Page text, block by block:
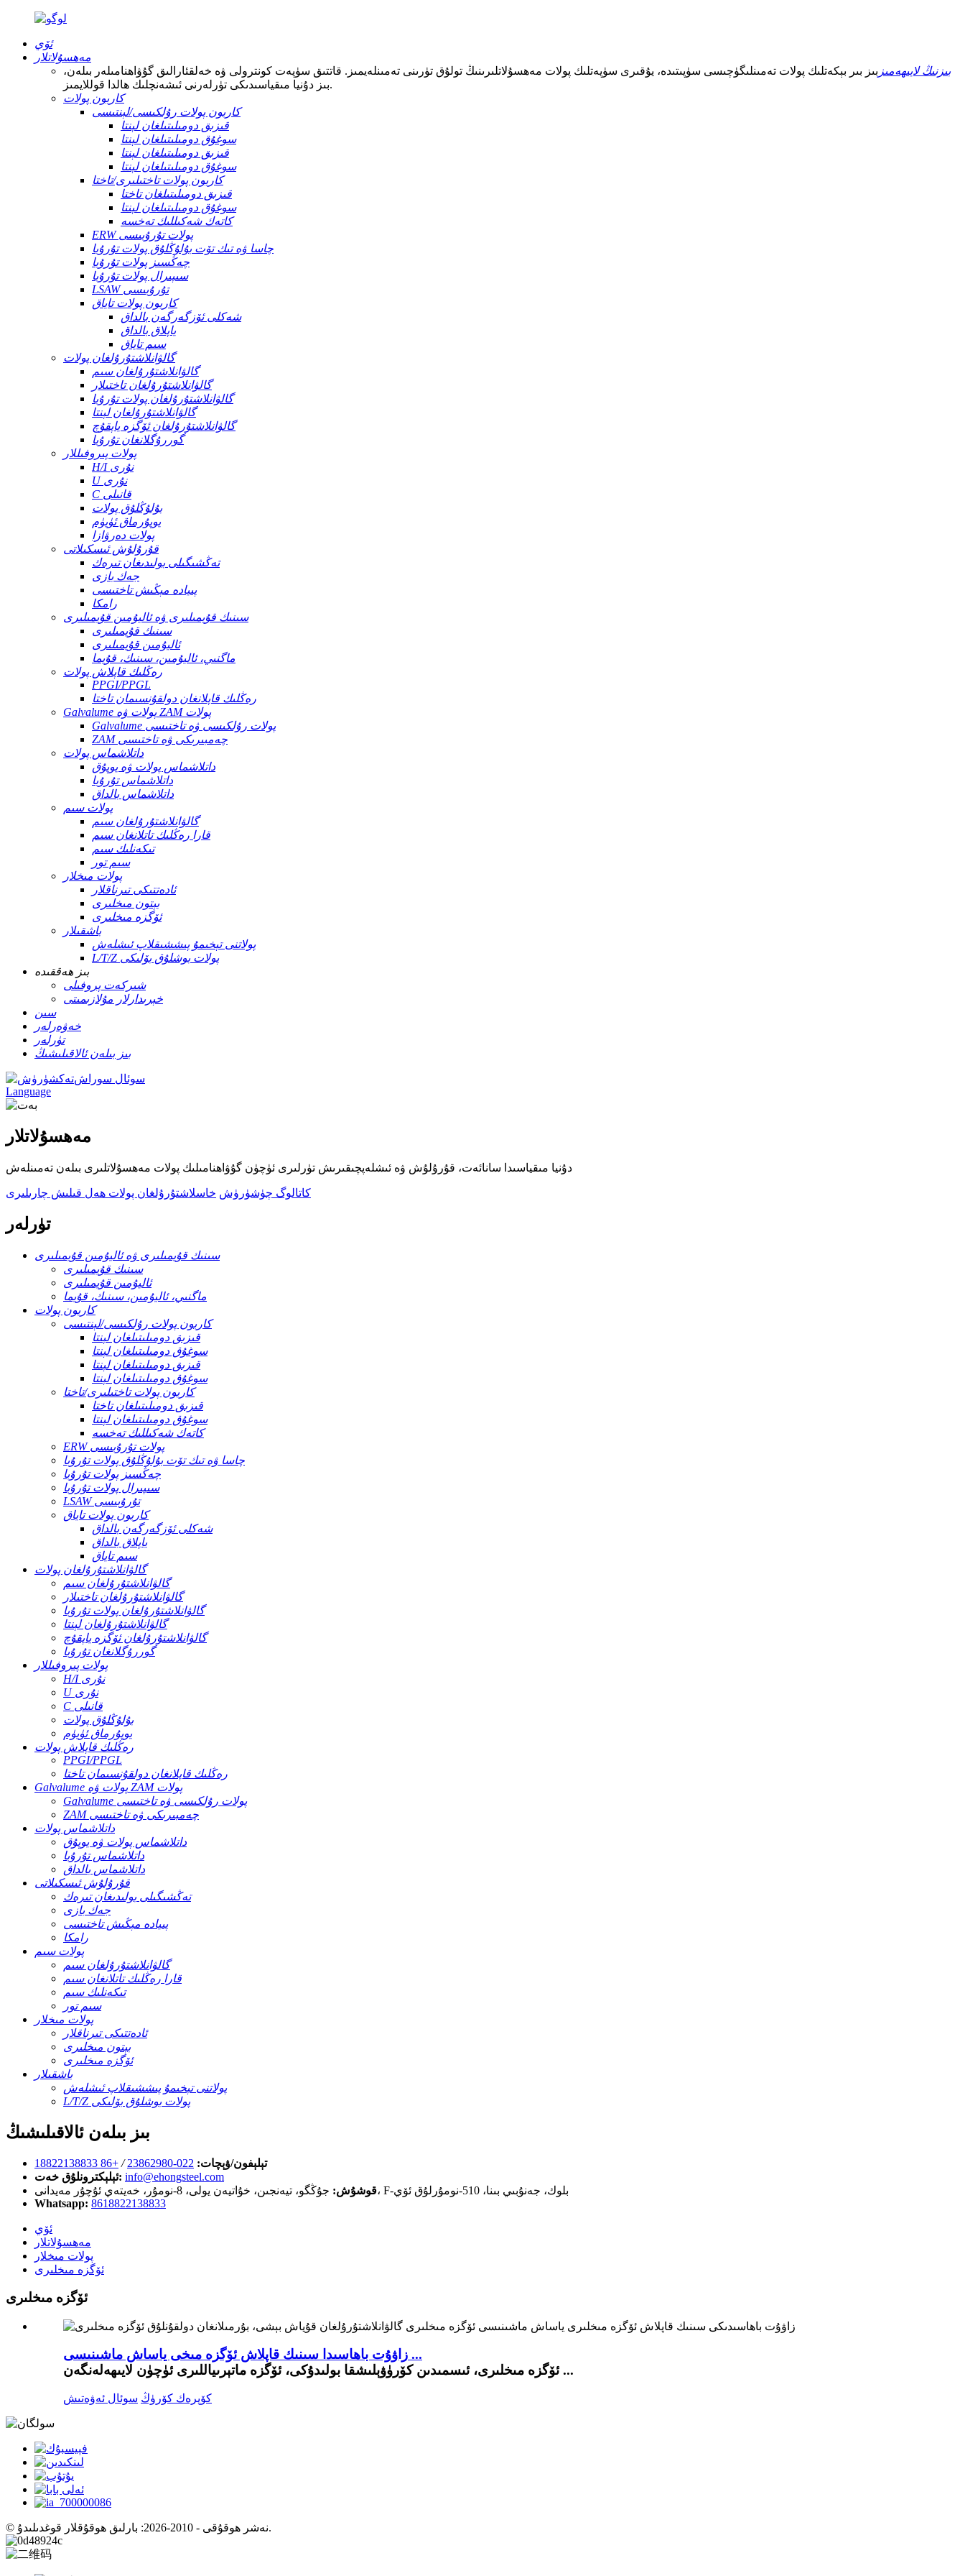
ئۆي
مەھسۇلاتلار
بىزنىڭ لايىھەمىز بىز بىر بېكەتلىك پولات تەمىنلىگۈچىسى سۈپىتىدە، يۇقىرى سۈپەتلىك پولات مەھسۇلاتلىرىنىڭ تولۇق تۈرىنى تەمىنلەيمىز. قاتتىق سۈپەت كونترولى ۋە خەلقئارالىق گۇۋاھنامىلەر بىلەن،
بىز دۇنيا مىقياسىدىكى تۈرلەرنى ئىشەنچلىك ھالدا قوللايمىز.
كاربون پولات
كاربون پولات رۇلكىسى/لېنتىسى
قىزىق دومىلىتىلغان لېنتا
سوغۇق دومىلىتىلغان لېنتا
قىزىق دومىلىتىلغان لېنتا
سوغۇق دومىلىتىلغان لېنتا
كاربون پولات تاختىلىرى/تاختا
قىزىق دومىلىتىلغان تاختا
سوغۇق دومىلىتىلغان لېنتا
كاتەك شەكىللىك تەخسە
ERW پولات تۇرۇبىسى
چاسا ۋە تىك تۆت بۇلۇڭلۇق پولات تۇرۇبا
چەڭسىز پولات تۇرۇبا
سىپىرال پولات تۇرۇبا
LSAW تۇرۇبىسى
كاربون پولات تاياق
شەكلى ئۆزگەرگەن بالداق
ياپلاق بالداق
سىم تاياق
گالۋانلاشتۇرۇلغان پولات
گالۋانلاشتۇرۇلغان سىم
گالۋانلاشتۇرۇلغان تاختىلار
گالۋانلاشتۇرۇلغان پولات تۇرۇبا
گالۋانلاشتۇرۇلغان لېنتا
گالۋانلاشتۇرۇلغان ئۆگزە ياپقۇچ
گوررۇگلانغان تۇرۇبا
پولات پىروفىللار
H/I نۇرى
U نۇرى
C قانىلى
بۇلۇڭلۇق پولات
يوپۇرماق ئۈيۈم
پولات دەرۋازا
قۇرۇلۇش ئىسكىلاتى
تەڭشىگىلى بولىدىغان تىرەك
جەك بازى
پىيادە مېڭىش تاختىسى
رامكا
سىنىك قۇيمىلىرى ۋە ئاليۇمىن قۇيمىلىرى
سىنىك قۇيمىلىرى
ئاليۇمىن قۇيمىلىرى
ماگنىي، ئاليۇمىن، سىنىك، قۇيما
رەڭلىك قاپلاش پولات
PPGI/PPGL
رەڭلىك قاپلانغان دولقۇنسىمان تاختا
Galvalume پولات ۋە ZAM پولات
Galvalume پولات رۇلكىسى ۋە تاختىسى
ZAM چەمبىرىكى ۋە تاختىسى
داتلاشماس پولات
داتلاشماس پولات ۋە يوپۇق
داتلاشماس تۇرۇبا
داتلاشماس بالداق
پولات سىم
گالۋانلاشتۇرۇلغان سىم
قارا رەڭلىك تاتلانغان سىم
تىكەنلىك سىم
سىم تور
پولات مىخلار
ئادەتتىكى تىرناقلار
بېتون مىخلىرى
ئۆگزە مىخلىرى
باشقىلار
پولاتنى تېخىمۇ پىششىقلاپ ئىشلەش
L/T/Z پولات بوشلۇق بۆلىكى
بىز ھەققىدە
شىركەت پروفىلى
خېرىدارلار مۇلازىمىتى
سىن
خەۋەرلەر
تۈرلەر
بىز بىلەن ئالاقىلىشىڭ
سوئال سوراش
Language
مەھسۇلاتلار
دۇنيا مىقياسىدا سانائەت، قۇرۇلۇش ۋە ئىشلەپچىقىرىش تۈرلىرى ئۈچۈن گۇۋاھنامىلىك پولات مەھسۇلاتلىرى بىلەن تەمىنلەش
كاتالوگ چۈشۈرۈش خاسلاشتۇرۇلغان پولات ھەل قىلىش چارىلىرى
تۈرلەر
سىنىك قۇيمىلىرى ۋە ئاليۇمىن قۇيمىلىرى
سىنىك قۇيمىلىرى
ئاليۇمىن قۇيمىلىرى
ماگنىي، ئاليۇمىن، سىنىك، قۇيما
كاربون پولات
كاربون پولات رۇلكىسى/لېنتىسى
قىزىق دومىلىتىلغان لېنتا
سوغۇق دومىلىتىلغان لېنتا
قىزىق دومىلىتىلغان لېنتا
سوغۇق دومىلىتىلغان لېنتا
كاربون پولات تاختىلىرى/تاختا
قىزىق دومىلىتىلغان تاختا
سوغۇق دومىلىتىلغان لېنتا
كاتەك شەكىللىك تەخسە
ERW پولات تۇرۇبىسى
چاسا ۋە تىك تۆت بۇلۇڭلۇق پولات تۇرۇبا
چەڭسىز پولات تۇرۇبا
سىپىرال پولات تۇرۇبا
LSAW تۇرۇبىسى
كاربون پولات تاياق
شەكلى ئۆزگەرگەن بالداق
ياپلاق بالداق
سىم تاياق
گالۋانلاشتۇرۇلغان پولات
گالۋانلاشتۇرۇلغان سىم
گالۋانلاشتۇرۇلغان تاختىلار
گالۋانلاشتۇرۇلغان پولات تۇرۇبا
گالۋانلاشتۇرۇلغان لېنتا
گالۋانلاشتۇرۇلغان ئۆگزە ياپقۇچ
گوررۇگلانغان تۇرۇبا
پولات پىروفىللار
H/I نۇرى
U نۇرى
C قانىلى
بۇلۇڭلۇق پولات
يوپۇرماق ئۈيۈم
رەڭلىك قاپلاش پولات
PPGI/PPGL
رەڭلىك قاپلانغان دولقۇنسىمان تاختا
Galvalume پولات ۋە ZAM پولات
Galvalume پولات رۇلكىسى ۋە تاختىسى
ZAM چەمبىرىكى ۋە تاختىسى
داتلاشماس پولات
داتلاشماس پولات ۋە يوپۇق
داتلاشماس تۇرۇبا
داتلاشماس بالداق
قۇرۇلۇش ئىسكىلاتى
تەڭشىگىلى بولىدىغان تىرەك
جەك بازى
پىيادە مېڭىش تاختىسى
رامكا
پولات سىم
گالۋانلاشتۇرۇلغان سىم
قارا رەڭلىك تاتلانغان سىم
تىكەنلىك سىم
سىم تور
پولات مىخلار
ئادەتتىكى تىرناقلار
بېتون مىخلىرى
ئۆگزە مىخلىرى
باشقىلار
پولاتنى تېخىمۇ پىششىقلاپ ئىشلەش
L/T/Z پولات بوشلۇق بۆلىكى
بىز بىلەن ئالاقىلىشىڭ
تېلېفون/ۋېچات: 022-23862980
/
+86 18822138833
ئېلېكترونلۇق خەت: info@ehongsteel.com
قوشۇش:
جۇڭگو، تيەنجىن، خۇاتيەن يولى، 8-نومۇر، خەيتەي ئۇچۇر مەيدانى، F-بلوك، جەنۇبىي بىنا، 510-نومۇرلۇق ئۆي
Whatsapp: 8618822138833
ئۆي
مەھسۇلاتلار
پولات مىخلار
ئۆگزە مىخلىرى
ئۆگزە مىخلىرى
زاۋۇت باھاسىدا سىنىك قاپلاش ئۆگزە مىخى ياساش ماشىنىسى ...
ئۆگزە مىخلىرى، ئىسمىدىن كۆرۈۋېلىشقا بولىدۇكى، ئۆگزە ماتېرىياللىرى ئۈچۈن لايىھەلەنگەن ...
كۆپرەك كۆرۈڭ سوئال ئەۋەتىش
© نەشر ھوقۇقى - 2010-2026: بارلىق ھوقۇقلار قوغدىلىدۇ.